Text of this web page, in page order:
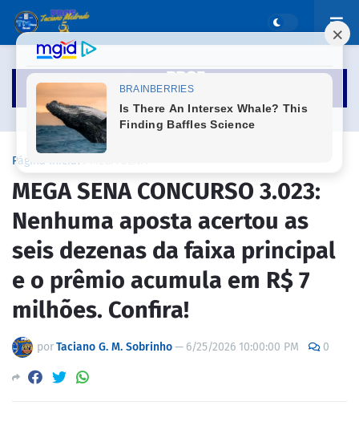
Página inicial
MEGA SENA CONCURSO 3.023:
Nenhuma aposta acertou as
seis dezenas da faixa principal
e o prêmio acumula em R$ 7
milhões. Confira!
porTaciano G. M. Sobrinho— 6/25/2026 10:00:00 PM 0